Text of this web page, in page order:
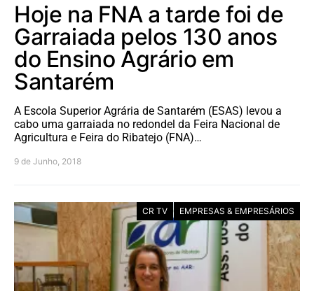
Hoje na FNA a tarde foi de
Garraiada pelos 130 anos
do Ensino Agrário em
Santarém
A Escola Superior Agrária de Santarém (ESAS) levou a
cabo uma garraiada no redondel da Feira Nacional de
Agricultura e Feira do Ribatejo (FNA)…
9 de Junho, 2018
CR TV EMPRESAS & EMPRESÁRIOS